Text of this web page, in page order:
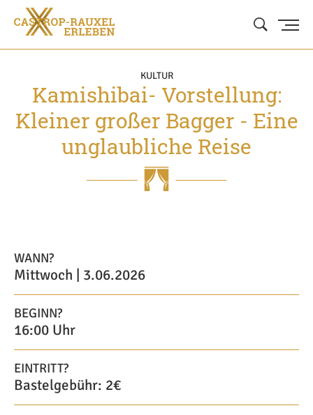
KULTUR
Kamishibai- Vorstellung:
Kleiner großer Bagger - Eine
unglaubliche Reise
WANN?
Mittwoch | 3.06.2026
BEGINN?
16:00 Uhr
EINTRITT?
Bastelgebühr: 2€